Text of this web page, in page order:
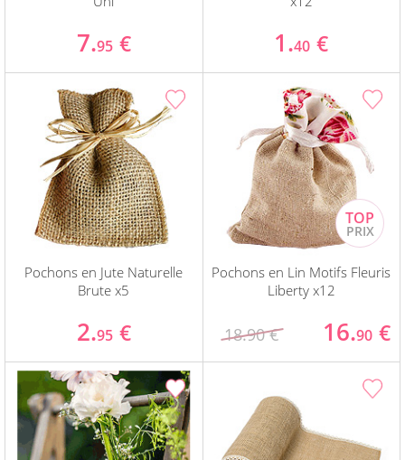
7.95 € 1.40 €
Pochons en Jute Naturelle
Brute x5
2.95 €
Pochons en Lin Motifs Fleuris
Liberty x12
18.90 € 16.90 €